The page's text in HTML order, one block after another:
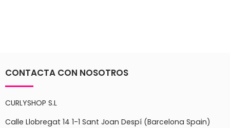
CONTACTA CON NOSOTROS
CURLYSHOP S.L
Calle Llobregat 14 1-1 Sant Joan Despí (Barcelona Spain)